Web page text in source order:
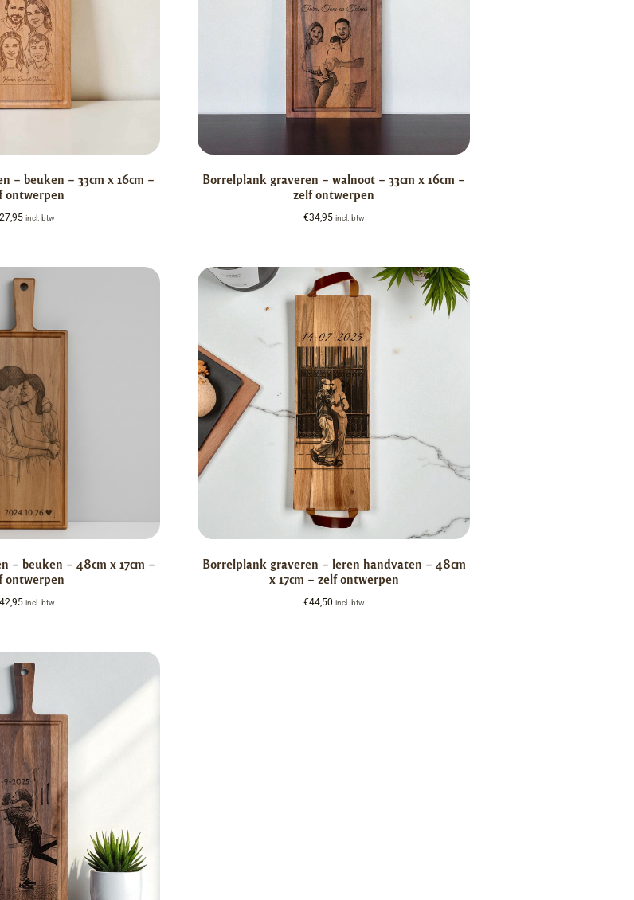
– beuken – 33cm x 16cm –
ontwerpen
incl. btw
Borrelplank graveren – walnoot – 33cm x 16cm –
zelf ontwerpen
€34,95 incl. btw
– beuken – 48cm x 17cm –
ontwerpen
incl. btw
Borrelplank graveren – leren handvaten – 48cm
x 17cm – zelf ontwerpen
€44,50 incl. btw